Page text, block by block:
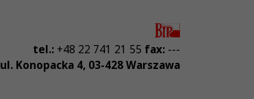
tel.: +48 22 741 21 55 fax: ---
ul. Konopacka 4, 03-428Warszawa